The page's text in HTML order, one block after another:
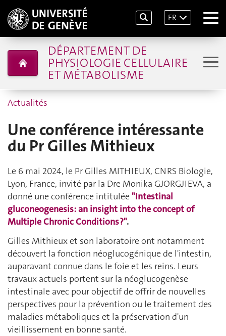
FR
DÉPARTEMENT DE
PHYSIOLOGIE CELLULAIRE
ET MÉTABOLISME
Actualités
Une conférence intéressante
du Pr Gilles Mithieux
Le 6 mai 2024, le Pr Gilles MITHIEUX, CNRS Biologie,
Lyon, France, invité par la Dre Monika GJORGJIEVA, a
donné une conférence intitulée "Intestinal
gluconeogenesis: an insight into the concept of
Multiple Chronic Conditions ?".
Gilles Mithieux et son laboratoire ont notamment
découvert la fonction néoglucogénique de l'intestin,
auparavant connue dans le foie et les reins. Leurs
travaux actuels portent sur la néoglucogenèse
intestinale avec pour objectif de offrir de nouvelles
perspectives pour la prévention ou le traitement des
maladies métaboliques et la préservation d'un
vieillissement en bonne santé.